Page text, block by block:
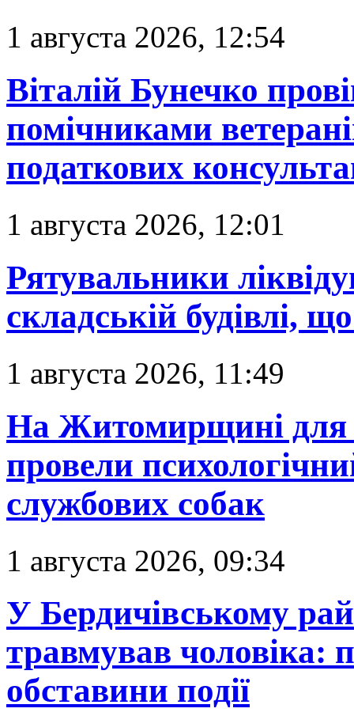
1 августа 2026, 12:54
Віталій Бунечко
помічниками
податкових
1 августа 2026, 12:01
Рятувальники
складській будівлі,
1 августа 2026, 11:49
На Житомирщині для
провели
службових собак
1 августа 2026, 09:34
У Бердичівському
травмував чоловіка:
обставини події